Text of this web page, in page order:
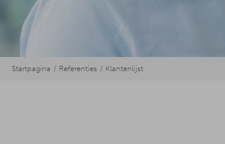
Startpagina Referenties Klantenlijst